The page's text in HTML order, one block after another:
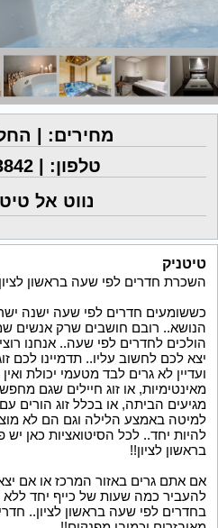
מחירים: | החל מ:
טלפון: |
נווט אל
טיטניק
השכרת חדרים לפי שעה בראשון לציון
כששומעים חדרים לפי שעה ישנה
הנושא.. רובם חושבים שרק אנשים
הולכים לחדרים לפי שעה.. אנחנו
יצא לכם לחשוב עליו.. תדמיינו לכם
ועדיין לא גרים לבד מטעמי יכולת
מאינטימיות, או זוג חיילים שגם
מגיעים הביתה, או בכלל זוג הורים
למיטה באמצע הלילה וגם הם לא
להיות יחד.. לכל הסיטואציות כאן
בראשון לציון!!
אם אתם גרים באזור המרכז או אם
להעביר כמה שעות של כייף יחד ללא
בחדרים לפי שעה בראשון לציון..